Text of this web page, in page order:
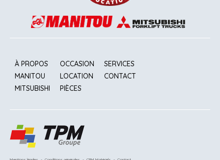
À PROPOS
MANITOU
MITSUBISHI
OCCASION
LOCATION
PIÈCES
SERVICES
CONTACT